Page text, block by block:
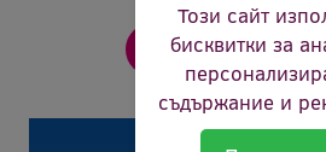
Този сайт
бисквитки за
съдържание и